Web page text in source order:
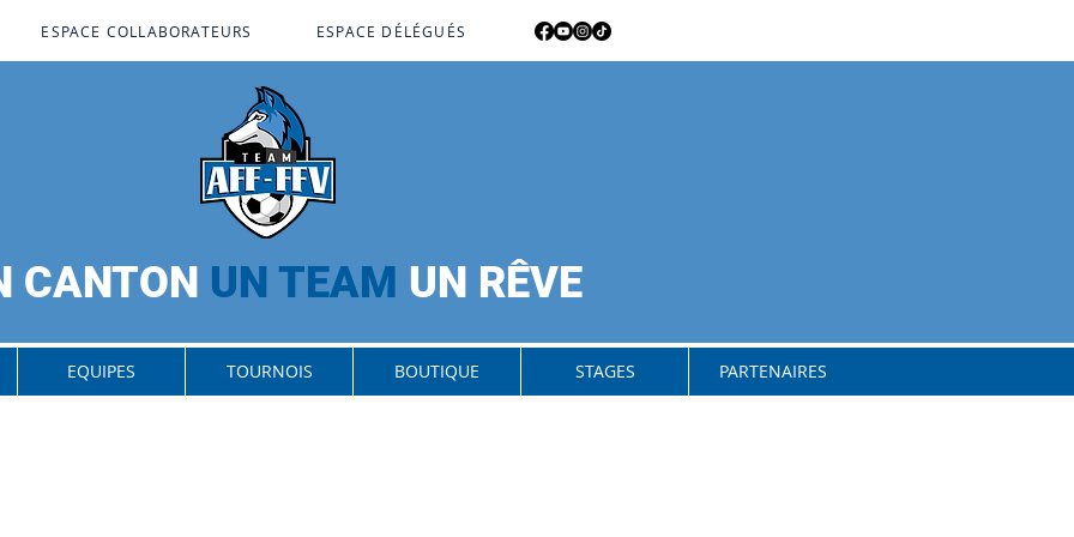
CANTON UN TEAM UN RÊVE
EQUIPES TOURNOIS BOUTIQUE STAGES PARTENAIRES
ESPACE COLLABORATEURS ESPACE DÉLÉGUÉS